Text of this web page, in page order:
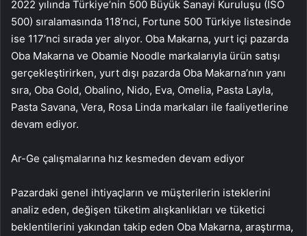
2022 yılında Türkiye’nin 500 Büyük Sanayi Kuruluşu (İSO
500) sıralamasında 118’nci, Fortune 500 Türkiye listesinde
ise 117’nci sırada yer alıyor. Oba Makarna, yurt içi pazarda
Oba Makarna ve Obamie Noodle markalarıyla ürün satışı
gerçekleştirirken, yurt dışı pazarda Oba Makarna’nın yanı
sıra, Oba Gold, Obalino, Nido, Eva, Omelia, Pasta Layla,
Pasta Savana, Vera, Rosa Linda markaları ile faaliyetlerine
devam ediyor.
Ar-Ge çalışmalarına hız kesmeden devam ediyor
Pazardaki genel ihtiyaçların ve müşterilerin isteklerini
analiz eden, değişen tüketim alışkanlıkları ve tüketici
beklentilerini yakından takip eden Oba Makarna, araştırma,